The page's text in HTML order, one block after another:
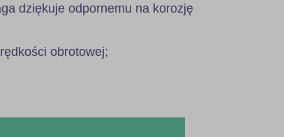
dziękuje odpornemu na korozję
obrotowej;